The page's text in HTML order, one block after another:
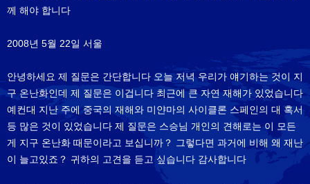
께 해야 합니다
2008년 5월 22일 서울
안녕하세요 제 질문은 간단합니다 오늘 저녁 우리가 얘기하는 것이 지
구 온난화인데 제 질문은 이겁니다 최근에 큰 자연 재해가 있었습니다
예컨대 지난 주에 중국의 재해와 미얀마의 사이클론 스페인의 대 혹서
등 많은 것이 있었습니다 제 질문은 스승님 개인의 견해로는 이 모든
게 지구 온난화 때문이라고 보십니까？ 그렇다면 과거에 비해 왜 재난
이 늘고있죠？ 귀하의 고견을 듣고 싶습니다 감사합니다